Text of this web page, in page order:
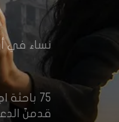
يعزز تنفيذ القرار
نساء في
قدمنّ